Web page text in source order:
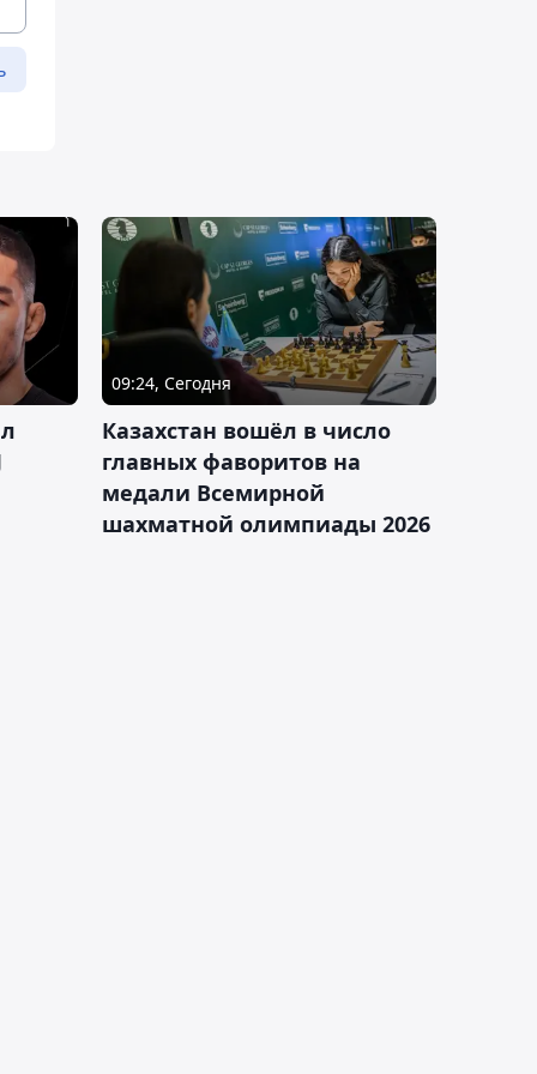
09:24, Сегодня
Казахстан вошёл в число
главных фаворитов на
медали Всемирной
шахматной олимпиады 2026